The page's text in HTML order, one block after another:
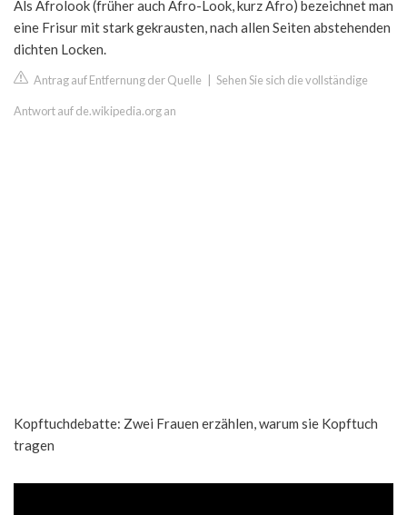
Als Afrolook (früher auch Afro-Look, kurz Afro) bezeichnet man
eine Frisur mit stark gekrausten, nach allen Seiten abstehenden
dichten Locken.
Antrag auf Entfernung der Quelle Sehen Sie sich die vollständige
Antwort auf de.wikipedia.org an
Kopftuchdebatte: Zwei Frauen erzählen, warum sie Kopftuch
tragen